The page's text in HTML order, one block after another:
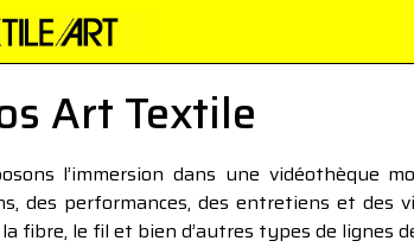
Art Textile
l’immersion dans une vidéothèque
des performances, des entretiens et des
fibre, le fil et bien d’autres types de lignes